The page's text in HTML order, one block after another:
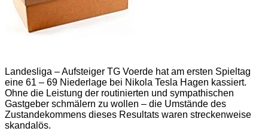
Landesliga – Aufsteiger TG Voerde hat am ersten Spieltag
eine 61 – 69 Niederlage bei Nikola Tesla Hagen kassiert.
Ohne die Leistung der routinierten und sympathischen
Gastgeber schmälern zu wollen – die Umstände des
Zustandekommens dieses Resultats waren streckenweise
skandalös.